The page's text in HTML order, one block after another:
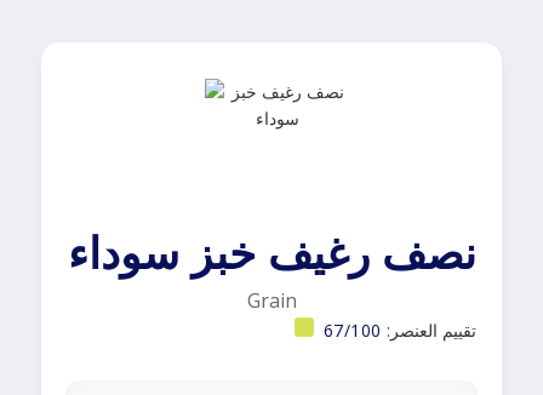
نصف رغيف خبز سوداء
Grain
تقييم العنصر: 67/100